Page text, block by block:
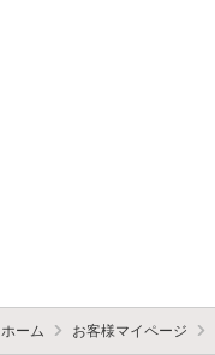
ホーム お客様マイページ